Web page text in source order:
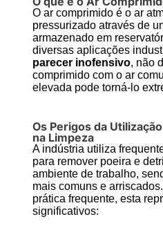
O ar comprimido é o ar
pressurizado através de
armazenado em
diversas aplicações
parecer inofensivo, não
comprimido com o ar
elevada pode torná-lo
Os Perigos da
na Limpeza
A indústria utiliza
para remover poeira e
ambiente de trabalho,
mais comuns e
prática frequente, esta
significativos: